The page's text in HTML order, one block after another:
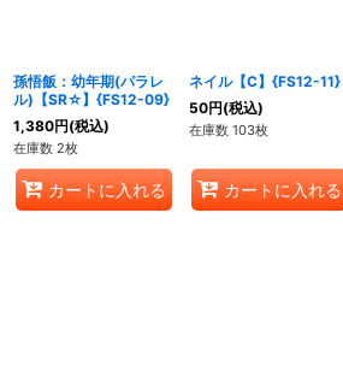
孫悟飯：幼年期(パラレ
ル)【SR☆】{FS12-09}
1,380円(税込)
在庫数 2枚
カートに入れる
ネイル【C】{FS12-11}
50円(税込)
在庫数 103枚
カートに入れる